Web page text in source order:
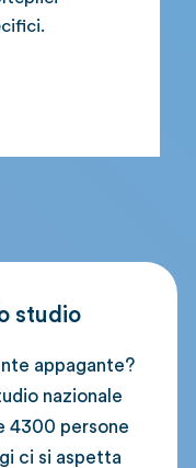
studio
appagante?
nazionale
4300 persone
ci si aspetta